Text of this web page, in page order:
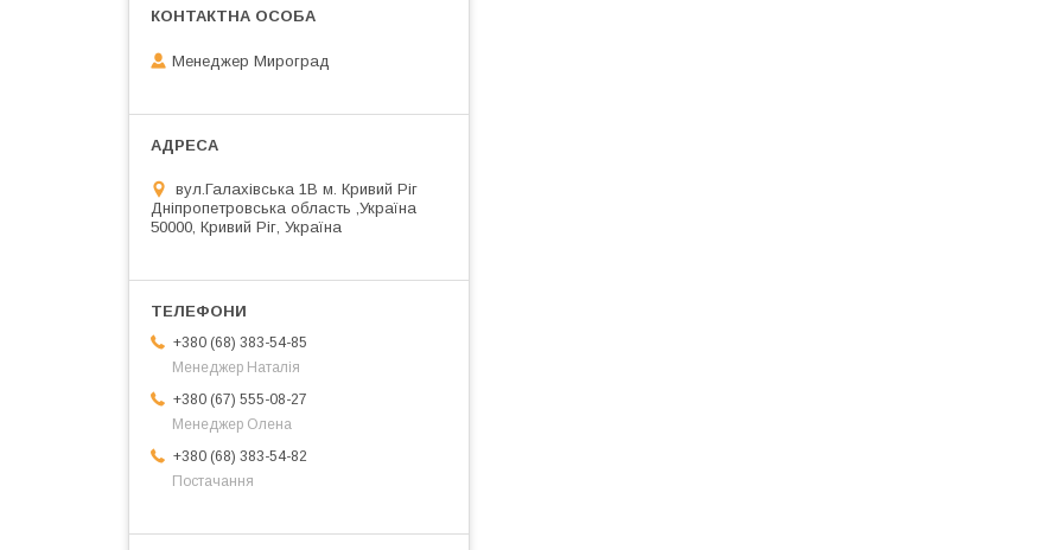
Менеджер Мироград
вул.Галахівська 1В м. Кривий Ріг
Дніпропетровська область ,Україна
50000, Кривий Ріг, Україна
+380 (68) 383-54-85
Менеджер Наталія
+380 (67) 555-08-27
Менеджер Олена
+380 (68) 383-54-82
Постачання